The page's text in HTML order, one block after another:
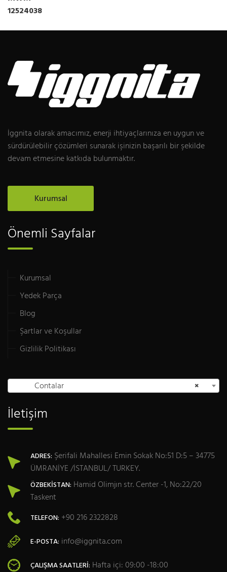
İggnita olarak amacımız, enerji ihtiyaçlarınıza en uygun ve
sürdürülebilir çözümleri sunarak işinizin başarılı bir şekilde
devam etmesine katkıda bulunmaktır.
Kurumsal
Önemli Sayfalar
Kurumsal
Yedek Parça
Blog
Şartlar ve Koşullar
Gizlilik Politikası
×
Contalar
İletişim
ADRES: Şerifali Mahallesi Emin Sokak No:51 D:5 – 34775
ÜMRANİYE /İSTANBUL/ TURKEY.
ÖZBEKİSTAN: Hamid Olimjın str. Center -1, No:22/20
Taskent
TELEFON: +90 216 2322828
E-POSTA: info@iggnita.com
ÇALIŞMA SAATLERI: Hafta içi: 09:00 -18:00